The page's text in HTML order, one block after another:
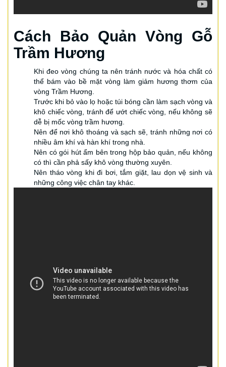
Cách Bảo Quản Vòng Gỗ
Trầm Hương
Khi đeo vòng chúng ta nên tránh nước và hóa chất có
thể bám vào bề mặt vòng làm giảm hương thơm của
vòng Trầm Hương.
Trước khi bỏ vào lọ hoặc túi bóng cần làm sạch vòng và
khô chiếc vòng, tránh để ướt chiếc vòng, nếu không sẽ
dễ bị mốc vòng trầm hương.
Nên để nơi khô thoáng và sạch sẽ, tránh những nơi có
nhiều âm khí và hàn khí trong nhà.
Nên có gói hút ẩm bên trong hộp bảo quản, nếu không
có thì cần phả sấy khô vòng thường xuyên.
Nên tháo vòng khi đi bơi, tắm giặt, lau dọn vệ sinh và
những công việc chân tay khác.